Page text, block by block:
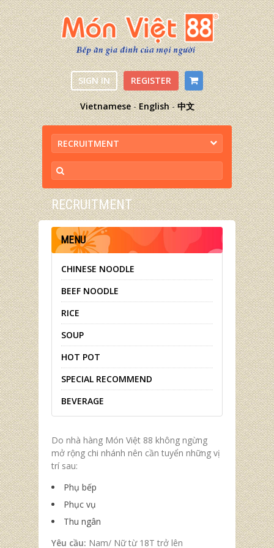
SIGN IN REGISTER
Vietnamese-English-中文
RECRUITMENT
RECRUITMENT
MENU
CHINESE NOODLE
BEEF NOODLE
RICE
SOUP
HOT POT
SPECIAL RECOMMEND
BEVERAGE
Do nhà hàng Món Việt 88 không ngừng
mở rộng chi nhánh nên cần tuyển những vị
trí sau:
Phụ bếp
Phục vụ
Thu ngân
Yêu cầu: Nam/ Nữ từ 18T trở lên